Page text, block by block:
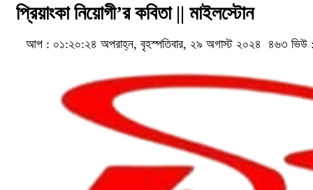
প্রিয়াংকা নিয়োগী’র কবিতা || মাইলস্টোন
আপ : ০১:২০:২৪ অপরাহ্ন, বৃহস্পতিবার, ২৯ অগাস্ট ২০২৪ ৪৬৩ ভিউ